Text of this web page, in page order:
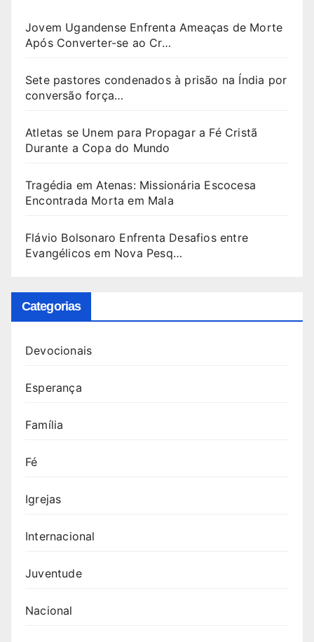
Jovem Ugandense Enfrenta Ameaças de Morte
Após Converter-se ao Cr…
Sete pastores condenados à prisão na Índia por
conversão força…
Atletas se Unem para Propagar a Fé Cristã
Durante a Copa do Mundo
Tragédia em Atenas: Missionária Escocesa
Encontrada Morta em Mala
Flávio Bolsonaro Enfrenta Desafios entre
Evangélicos em Nova Pesq…
Categorias
Devocionais
Esperança
Família
Fé
Igrejas
Internacional
Juventude
Nacional